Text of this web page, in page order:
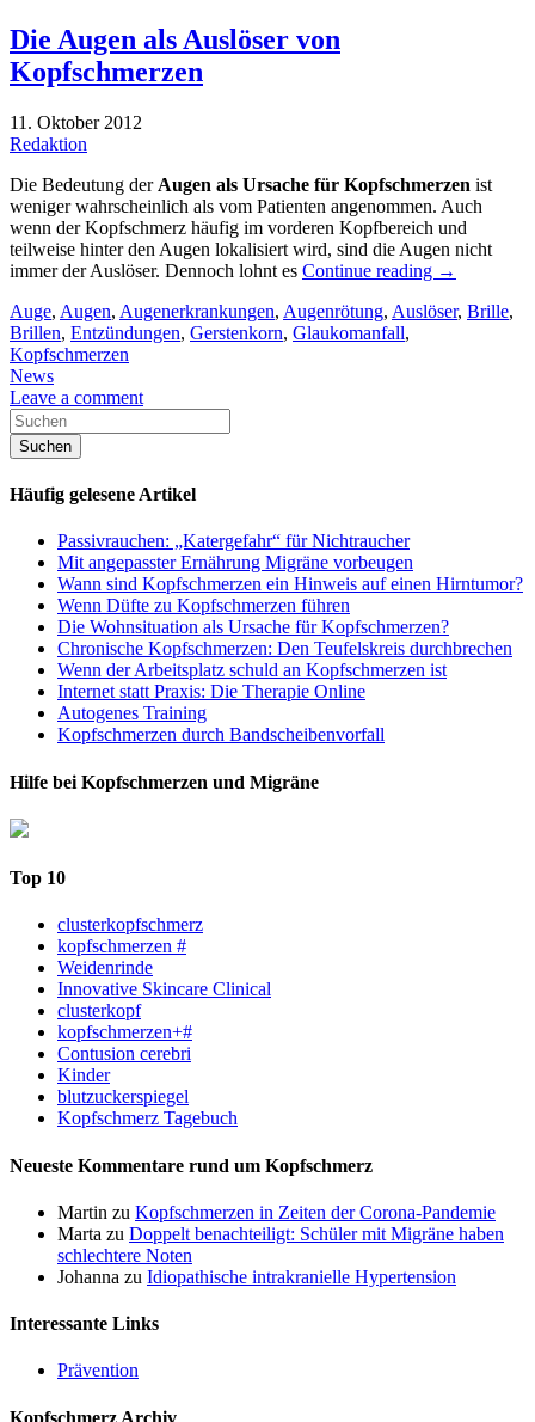
Die Augen als Auslöser von
Kopfschmerzen
11. Oktober 2012
Redaktion
Die Bedeutung der Augen als Ursache für Kopfschmerzen ist
weniger wahrscheinlich als vom Patienten angenommen. Auch
wenn der Kopfschmerz häufig im vorderen Kopfbereich und
teilweise hinter den Augen lokalisiert wird, sind die Augen nicht
immer der Auslöser. Dennoch lohnt es Continue reading →
Auge, Augen, Augenerkrankungen, Augenrötung, Auslöser, Brille,
Brillen, Entzündungen, Gerstenkorn, Glaukomanfall,
Kopfschmerzen
News
Leave a comment
Häufig gelesene Artikel
Passivrauchen: „Katergefahr“ für Nichtraucher
Mit angepasster Ernährung Migräne vorbeugen
Wann sind Kopfschmerzen ein Hinweis auf einen Hirntumor?
Wenn Düfte zu Kopfschmerzen führen
Die Wohnsituation als Ursache für Kopfschmerzen?
Chronische Kopfschmerzen: Den Teufelskreis durchbrechen
Wenn der Arbeitsplatz schuld an Kopfschmerzen ist
Internet statt Praxis: Die Therapie Online
Autogenes Training
Kopfschmerzen durch Bandscheibenvorfall
Hilfe bei Kopfschmerzen und Migräne
Top 10
clusterkopfschmerz
kopfschmerzen #
Weidenrinde
Innovative Skincare Clinical
clusterkopf
kopfschmerzen+#
Contusion cerebri
Kinder
blutzuckerspiegel
Kopfschmerz Tagebuch
Neueste Kommentare rund um Kopfschmerz
Martin zu Kopfschmerzen in Zeiten der Corona-Pandemie
Marta zu Doppelt benachteiligt: Schüler mit Migräne haben
schlechtere Noten
Johanna zu Idiopathische intrakranielle Hypertension
Interessante Links
Prävention
Kopfschmerz Archiv